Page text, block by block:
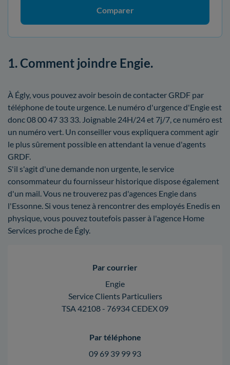
Comparer
1. Comment joindre Engie.
À Égly, vous pouvez avoir besoin de contacter GRDF par
téléphone de toute urgence. Le numéro d'urgence d'Engie est
donc 08 00 47 33 33. Joignable 24H/24 et 7j/7, ce numéro est
un numéro vert. Un conseiller vous expliquera comment agir
le plus sûrement possible en attendant la venue d'agents
GRDF.
S'il s'agit d'une demande non urgente, le service
consommateur du fournisseur historique dispose également
d'un mail. Vous ne trouverez pas d'agences Engie dans
l'Essonne. Si vous tenez à rencontrer des employés Enedis en
physique, vous pouvez toutefois passer à l'agence Home
Services proche de Égly.
Par courrier
Engie
Service Clients Particuliers
TSA 42108 - 76934 CEDEX 09
Par téléphone
09 69 39 99 93